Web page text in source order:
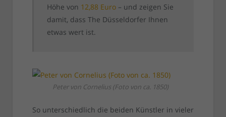
Höhe von 12,88 Euro– und zeigen Sie
damit, dass The Düsseldorfer Ihnen
etwas wert ist.
Peter von Cornelius (Foto von ca. 1850)
So unterschiedlich die beiden Künstler in vieler